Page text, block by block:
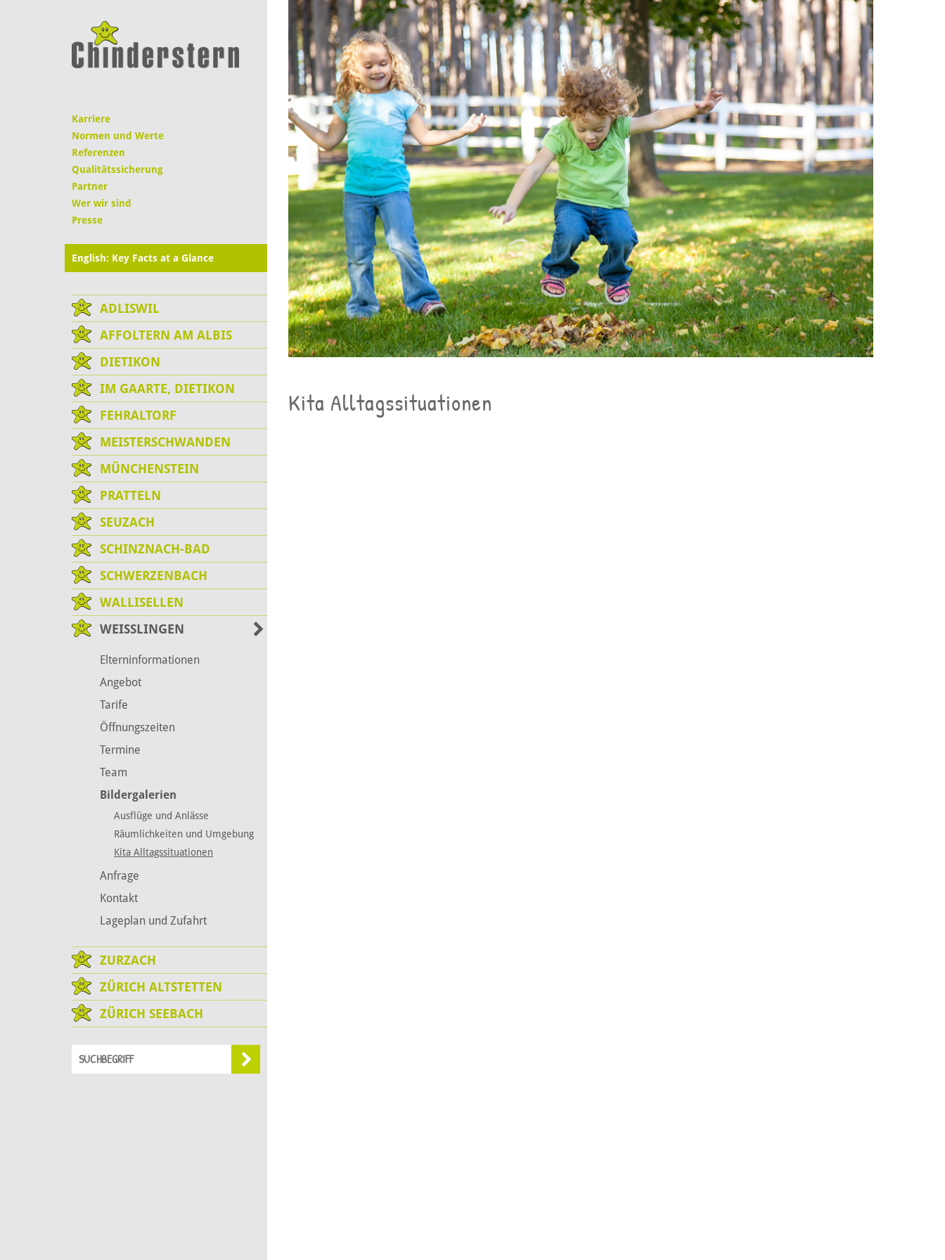
Karriere
Normen und Werte
Referenzen
Qualitätssicherung
Partner
Wer wir sind
Presse
English: Key Facts at a Glance
ADLISWIL
AFFOLTERN AM ALBIS
DIETIKON
IM GAARTE, DIETIKON
FEHRALTORF
MEISTERSCHWANDEN
MÜNCHENSTEIN
PRATTELN
SEUZACH
SCHINZNACH-BAD
SCHWERZENBACH
WALLISELLEN
WEISSLINGEN
Elterninformationen
Angebot
Tarife
Öffnungszeiten
Termine
Team
Bildergalerien
Ausflüge und Anlässe
Räumlichkeiten und Umgebung
Kita Alltagssituationen
Anfrage
Kontakt
Lageplan und Zufahrt
ZURZACH
ZÜRICH ALTSTETTEN
ZÜRICH SEEBACH
Kita Alltagssituationen